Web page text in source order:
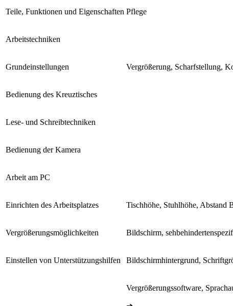
Teile, Funktionen und Eigenschaften Pflege
Arbeitstechniken
Grundeinstellungen Vergrößerung, Scharfstellung,
Bedienung des Kreuztisches
Lese- und Schreibtechniken
Bedienung der Kamera
Arbeit am PC
Einrichten des Arbeitsplatzes Tischhöhe, Stuhlhöhe, Abstand
Vergrößerungsmöglichkeiten Bildschirm,
Einstellen von Unterstützungshilfen Bildschirmhintergrund,
Vergrößerungssoftware,